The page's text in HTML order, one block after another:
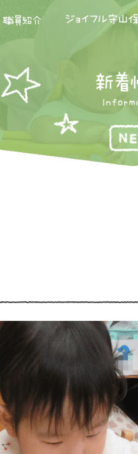
職員紹介 ジョイフル守山
新着